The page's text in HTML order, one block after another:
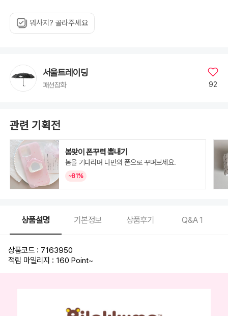
뭐사지? 골라주세요
서울트레이딩
패션잡화 92
관련 기획전
봄맞이 폰꾸력 뽐내기
봄을 기다리며 나만의 폰으로 꾸며보세요.
~81%
상품설명 기본정보 상품후기 Q&A1
상품코드 : 7163950
적립 마일리지 : 160 Point~